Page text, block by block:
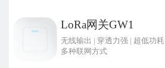
LoRa网关GW1
无线输出 | 穿透力强 | 超低功耗
多种联网方式